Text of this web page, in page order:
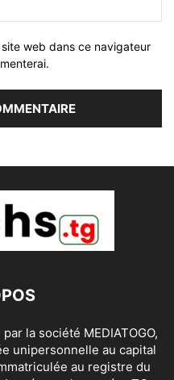
web dans ce navigateur
la société MEDIATOGO,
unipersonnelle au capital
au registre du